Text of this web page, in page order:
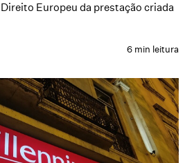
Europeu da prestação criada
6 min leitura